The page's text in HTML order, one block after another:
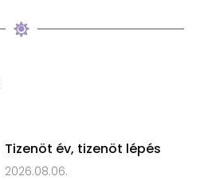
Tizenöt év, tizenöt lépés
2026.08.06.